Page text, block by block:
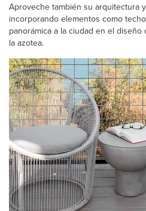
Aproveche también su arquitectura
incorporando elementos como
panorámica a la ciudad en el
la azotea.